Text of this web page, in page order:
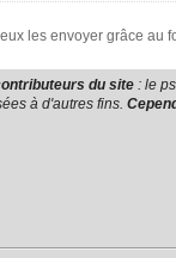
les envoyer grâce au
du site : le
à d'autres fins.